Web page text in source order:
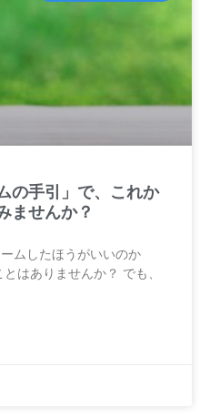
の手引」で、これか
ませんか？
ムしたほうがいいのか
はありませんか？ でも、